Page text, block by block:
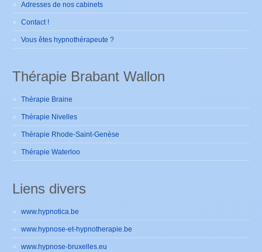
Adresses de nos cabinets
Contact !
Vous êtes hypnothérapeute ?
Thérapie Brabant Wallon
Thérapie Braine
Thérapie Nivelles
Thérapie Rhode-Saint-Genèse
Thérapie Waterloo
Liens divers
www.hypnotica.be
www.hypnose-et-hypnotherapie.be
www.hypnose-bruxelles.eu